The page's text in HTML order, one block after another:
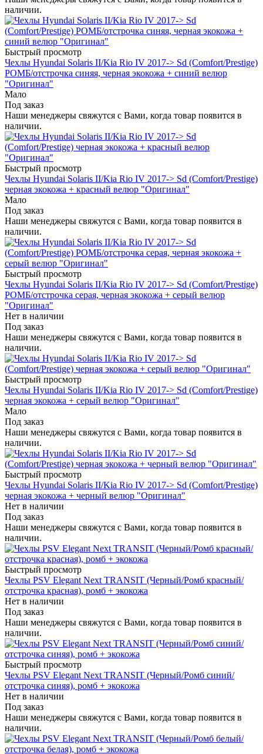
наличии.
Быстрый просмотр
Чехлы Hyundai Solaris II/Kia Rio IV 2017-> Sd (Comfort/Prestige)
РОМБ/отстрочка синяя, черная экокожа + синий велюр
"Оригинал"
Мало
Под заказ
Наши менеджеры свяжутся с Вами, когда товар появится в
наличии.
Быстрый просмотр
Чехлы Hyundai Solaris II/Kia Rio IV 2017-> Sd (Comfort/Prestige)
черная экокожа + красный велюр "Оригинал"
Мало
Под заказ
Наши менеджеры свяжутся с Вами, когда товар появится в
наличии.
Быстрый просмотр
Чехлы Hyundai Solaris II/Kia Rio IV 2017-> Sd (Comfort/Prestige)
РОМБ/отстрочка серая, черная экокожа + серый велюр
"Оригинал"
Нет в наличии
Под заказ
Наши менеджеры свяжутся с Вами, когда товар появится в
наличии.
Быстрый просмотр
Чехлы Hyundai Solaris II/Kia Rio IV 2017-> Sd (Comfort/Prestige)
черная экокожа + серый велюр "Оригинал"
Мало
Под заказ
Наши менеджеры свяжутся с Вами, когда товар появится в
наличии.
Быстрый просмотр
Чехлы Hyundai Solaris II/Kia Rio IV 2017-> Sd (Comfort/Prestige)
черная экокожа + черный велюр "Оригинал"
Нет в наличии
Под заказ
Наши менеджеры свяжутся с Вами, когда товар появится в
наличии.
Быстрый просмотр
Чехлы PSV Elegant Next TRANSIT (Черный/Ромб красный/
отстрочка красная), ромб + экокожа
Нет в наличии
Под заказ
Наши менеджеры свяжутся с Вами, когда товар появится в
наличии.
Быстрый просмотр
Чехлы PSV Elegant Next TRANSIT (Черный/Ромб синий/
отстрочка синяя), ромб + экокожа
Нет в наличии
Под заказ
Наши менеджеры свяжутся с Вами, когда товар появится в
наличии.